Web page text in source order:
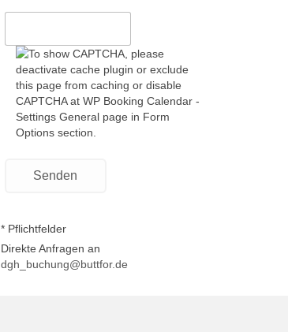
* Pflichtfelder
Direkte Anfragen an
dgh_buchung@buttfor.de